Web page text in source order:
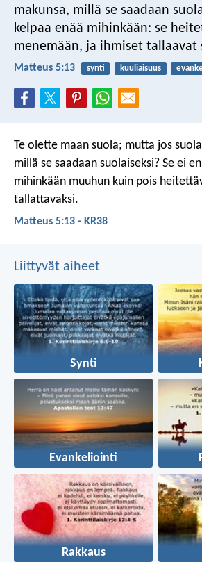
makunsa, millä se saadaan
kelpaa enää mihinkään: se
menemään, ja ihmiset tallaavat
Matteus 5:13 synti kuuliaisuus
Te olette maan suola; mutta jos
millä se saadaan suolaiseksi? Se ei
mihinkään muuhun kuin pois
tallattavaksi.
Matteus 5:13 - KR38
Liittyvät aiheet
Synti
Evankeliointi
Rakkaus